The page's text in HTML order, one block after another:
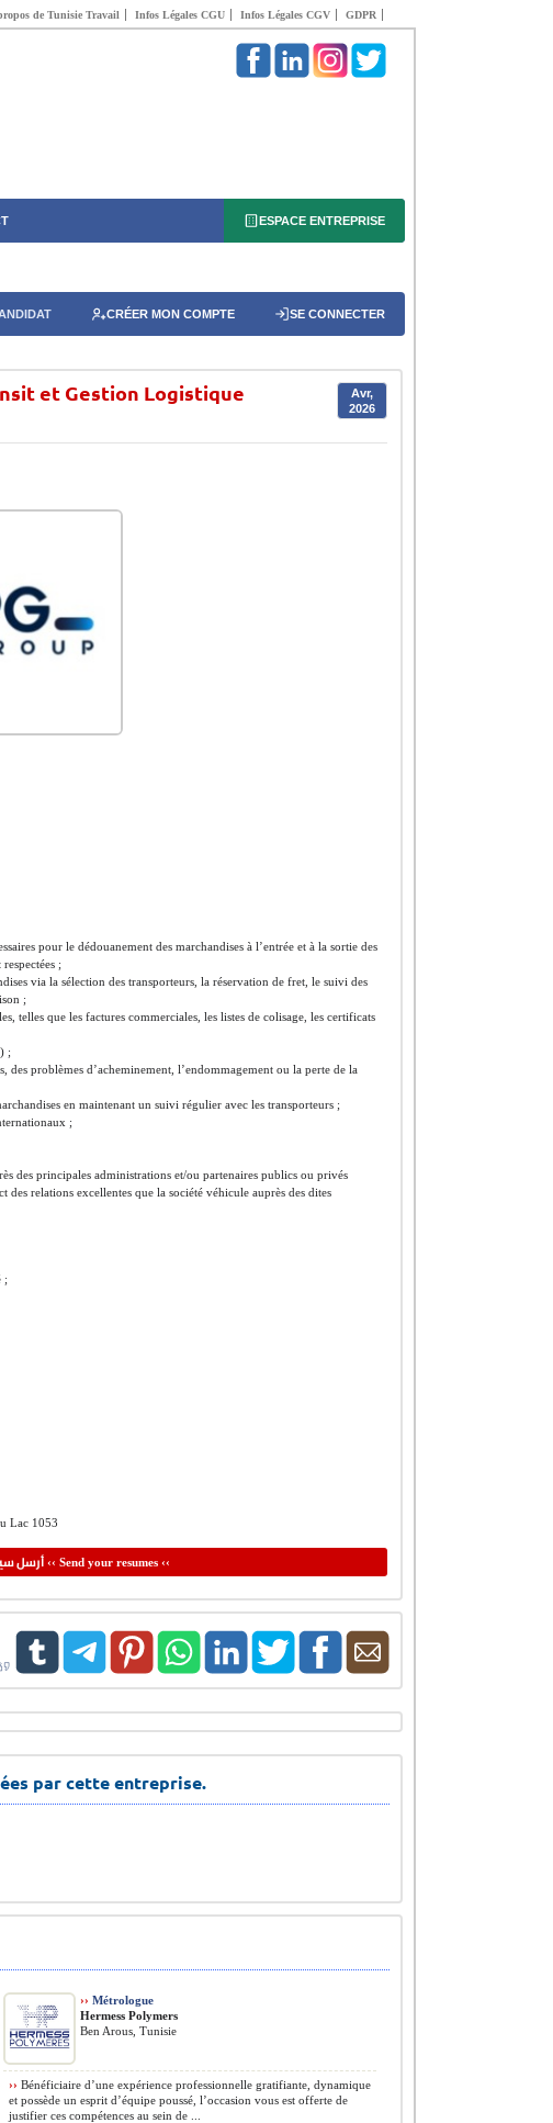
de Tunisie Travail Infos Légales CGU Infos Légales CGV GDPR
ESPACE ENTREPRISE
CRÉER MON COMPTE SE CONNECTER
et Gestion Logistique
Avr,
2026
pour le dédouanement des marchandises à l’entrée et à la sortie des
;
via la sélection des transporteurs, la réservation de fret, le suivi des
;
telles que les factures commerciales, les listes de colisage, les certificats
;
problèmes d’acheminement, l’endommagement ou la perte de la
en maintenant un suivi régulier avec les transporteurs ;
;
des principales administrations et/ou partenaires publics ou privés
relations excellentes que la société véhicule auprès des dites
;
Lac 1053
أرسل‹‹ Send your resumes ‹‹
par cette entreprise.
›› Métrologue
Hermess Polymers
Ben Arous, Tunisie
›› Bénéficiaire d’une expérience professionnelle gratifiante, dynamique
et possède un esprit d’équipe poussé, l’occasion vous est offerte de
justifier ces compétences au sein de ...